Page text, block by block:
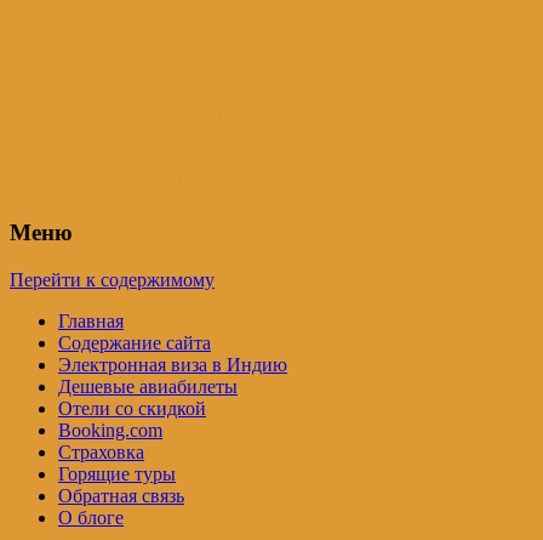
Меню
Перейти к содержимому
Главная
Содержание сайта
Электронная виза в Индию
Дешевые авиабилеты
Отели со скидкой
Booking.com
Страховка
Горящие туры
Обратная связь
О блоге